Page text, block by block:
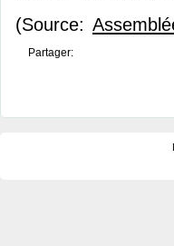
(Source:
Partager: